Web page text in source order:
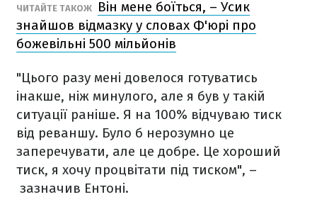
ЧИТАЙТЕ ТАКОЖ
Він мене боїться, – Усик
знайшов відмазку у словах Ф'юрі про
божевільні 500 мільйонів
"Цього разу мені довелося готуватись
інакше, ніж минулого, але я був у такій
ситуації раніше. Я на 100% відчуваю тиск
від реваншу. Було б нерозумно це
заперечувати, але це добре. Це хороший
тиск, я хочу процвітати під тиском", –
зазначив Ентоні.